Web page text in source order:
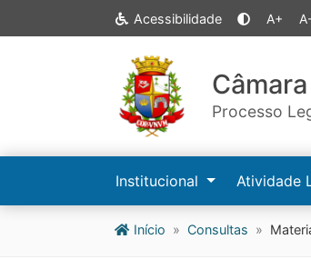
Acessibilidade A+
Processo
Institucional Atividade
Início Consultas